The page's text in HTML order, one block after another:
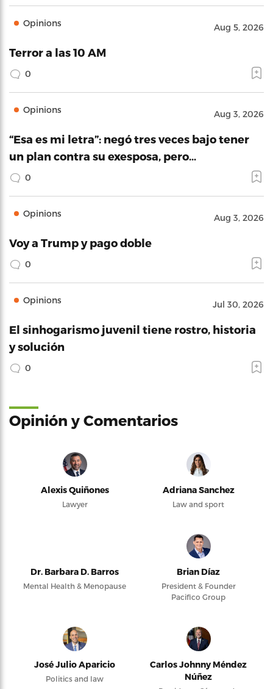
Opinions Aug 5, 2026
Terror a las 10 AM
0
Opinions Aug 3, 2026
“Esa es mi letra”: negó tres veces bajo tener
un plan contra su exesposa, pero…
0
Opinions Aug 3, 2026
Voy a Trump y pago doble
0
Opinions Jul 30, 2026
El sinhogarismo juvenil tiene rostro, historia
y solución
0
Opinión y Comentarios
Alexis Quiñones
Lawyer
Adriana Sanchez
Law and sport
Dr. Barbara D. Barros
Mental Health & Menopause
Brian Díaz
President & Founder
Pacifico Group
José Julio Aparicio
Politics and law
Carlos Johnny Méndez
Núñez